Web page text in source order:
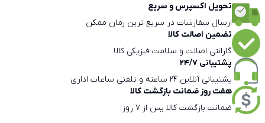
تحویل اکسپرس و سریع
ارسال سفارشات در سریع ترین زمان ممکن
تضمین اصالت کالا
گارانتی اصالت و سلامت فیزیکی کالا
پشتیبانی 24/7
پشتیبانی آنلاین 24 ساعته و تلفنی ساعات اداری
هفت روز ضمانت بازگشت کالا
ضمانت بازگشت کالا پس از 7 روز